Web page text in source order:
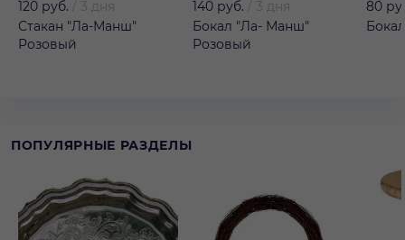
120 руб.
3 дня
Стакан "Ла-Манш"
Розовый
140 руб.
3 дня
Бокал "Ла- Манш"
Розовый
80
ПОПУЛЯРНЫЕ РАЗДЕЛЫ